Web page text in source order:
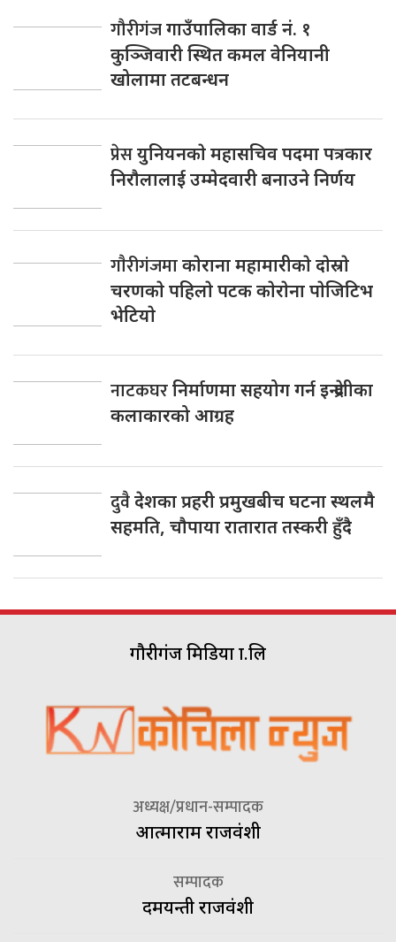
गौरीगंजगाउँपालिका वार्ड नं. १
कुञ्जिवारी स्थित कमल वेनियानी
खोलामा तटबन्धन
प्रेसयुनियनकाे महासचिव पदमा पत्रकार
निराैलालाई उम्मेदवारी बनाउने निर्णय
गाैरीगंजमाकाेराना महामारीकाे दाेस्राे
चरणकाे पहिलाे पटक काेराेना पाेजिटिभ
भेटियाे
नाटकघरनिर्माणमा सहयोग गर्न इन्द्रेणीका
कलाकारको आग्रह
दुवैदेशका प्रहरी प्रमुखबीच घटना स्थलमै
सहमति, चाैपाया रातारात तस्करी हुँदै
गौरीगंज मिडिया प्रा.लि
अध्यक्ष/प्रधान-सम्पादक
आत्माराम राजवंशी
सम्पादक
दमयन्ती राजवंशी